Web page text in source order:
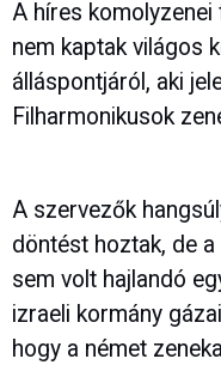
A híres
nem kaptak világos
álláspontjáról, aki
Filharmonikusok
A szervezők
döntést hoztak, de
sem volt hajlandó
izraeli kormány
hogy a német